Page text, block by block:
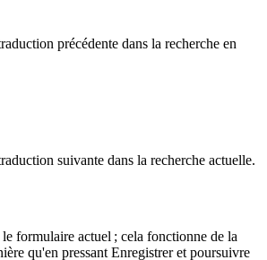
précédente dans la recherche en
suivante dans la recherche actuelle.
le formulaire actuel ; cela fonctionne de la
qu'en pressant Enregistrer et poursuivre